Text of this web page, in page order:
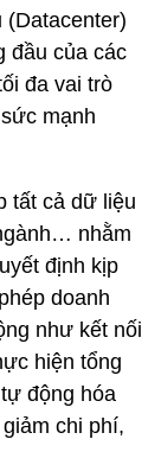
đầu của các
đa vai trò
mạnh
tất cả dữ liệu
nhằm
định kịp
doanh
như kết nối
hiện tổng
động hóa
chi phí,